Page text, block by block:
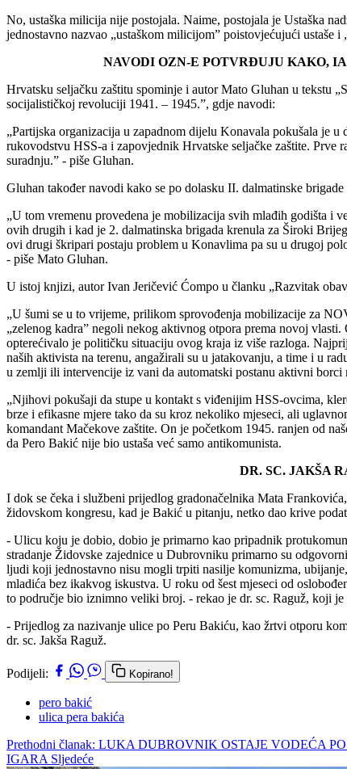
No, ustaška milicija nije postojala. Naime, postojala je Ustaška
jednostavno nazvao „ustaškom milicijom” poistovjećujući ustaše i
NAVODI OZN-E POTVRĐUJU KAKO,
Hrvatsku seljačku zaštitu spominje i autor Mato Gluhan u tekstu
socijalističkoj revoluciji 1941. – 1945.”, gdje navodi:
„Partijska organizacija u zapadnom dijelu Konavala pokušala je
rukovodstvu HSS-a i zapovjednik Hrvatske seljačke zaštite.
suradnju.” - piše Gluhan.
Gluhan također navodi kako se po dolasku II. dalmatinske
„U tom vremenu provedena je mobilizacija svih mlađih godišta i
ovih drugih i kad je 2. dalmatinska brigada krenula za Široki
ovi drugi škripari postaju problem u Konavlima pa su u drugoj
- piše Mato Gluhan.
U istoj knjizi, autor Ivan Jeričević Ćompo u članku „Razvitak
„U šumi se u to vrijeme, prilikom sprovođenja mobilizacije za
„zelenog kadra” negoli nekog aktivnog otpora prema novoj
opterećivalo je političku situaciju ovog kraja iz više razloga.
naših aktivista na terenu, angažirali su u jatakovanju, a time i u
u zemlji ili intervencije iz vani da automatski postanu aktivni
„Njihovi pokušaji da stupe u kontakt s viđenijim HSS-ovcima,
brze i efikasne mjere tako da su kroz nekoliko mjeseci, ali
komandant Mačekove zaštite. On je početkom 1945. ranjen od
da Pero Bakić nije bio ustaša već samo antikomunista.
DR. SC. JAKŠA
I dok se čeka i službeni prijedlog gradonačelnika Mata
židovskom kongresu, kad je Bakić u pitanju, netko dao krive
- Ulicu koju je dobio, dobio je primarno kao pripadnik
stradanje Židovske zajednice u Dubrovniku primarno su
ljudi koji jednostavno nisu mogli trpiti nasilje komunizma,
mladića bez ikakvog iskustva. U roku od šest mjeseci od
to područje bio iznimno veliki broj. - rekao je dr. sc. Raguž, koji
- Prijedlog za nazivanje ulice po Peru Bakiću, kao žrtvi otporu
dr. sc. Jakša Raguž.
Podijeli: Kopirano!
pero bakić
ulica pera bakića
Prethodni članak: LUKA DUBROVNIK OSTAJE VODEĆA
IGARA Sljedeće